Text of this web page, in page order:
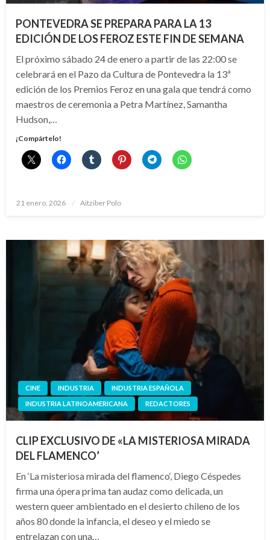
PONTEVEDRA SE PREPARA PARA LA 13
EDICIÓN DE LOS FEROZ ESTE FIN DE SEMANA
El próximo sábado 24 de enero a partir de las 22:00 se
celebrará en el Pazo da Cultura de Pontevedra la 13ª
edición de los Premios Feroz en una gala que tendrá como
maestros de ceremonia a Petra Martínez, Samantha
Hudson,…
¡Compártelo!
Publicado
21 enero, 2026 Aitziber Polo
CINE INDUSTRIA
INDUSTRIA ESPAÑOLA
INDUSTRIA LATINOAMERICANA
REDACTORES
CLIP EXCLUSIVO DE «LA MISTERIOSA MIRADA
DEL FLAMENCO’
En ‘La misteriosa mirada del flamenco‘, Diego Céspedes
firma una ópera prima tan audaz como delicada, un
western queer ambientado en el desierto chileno de los
años 80 donde la infancia, el deseo y el miedo se
entrelazan con una…